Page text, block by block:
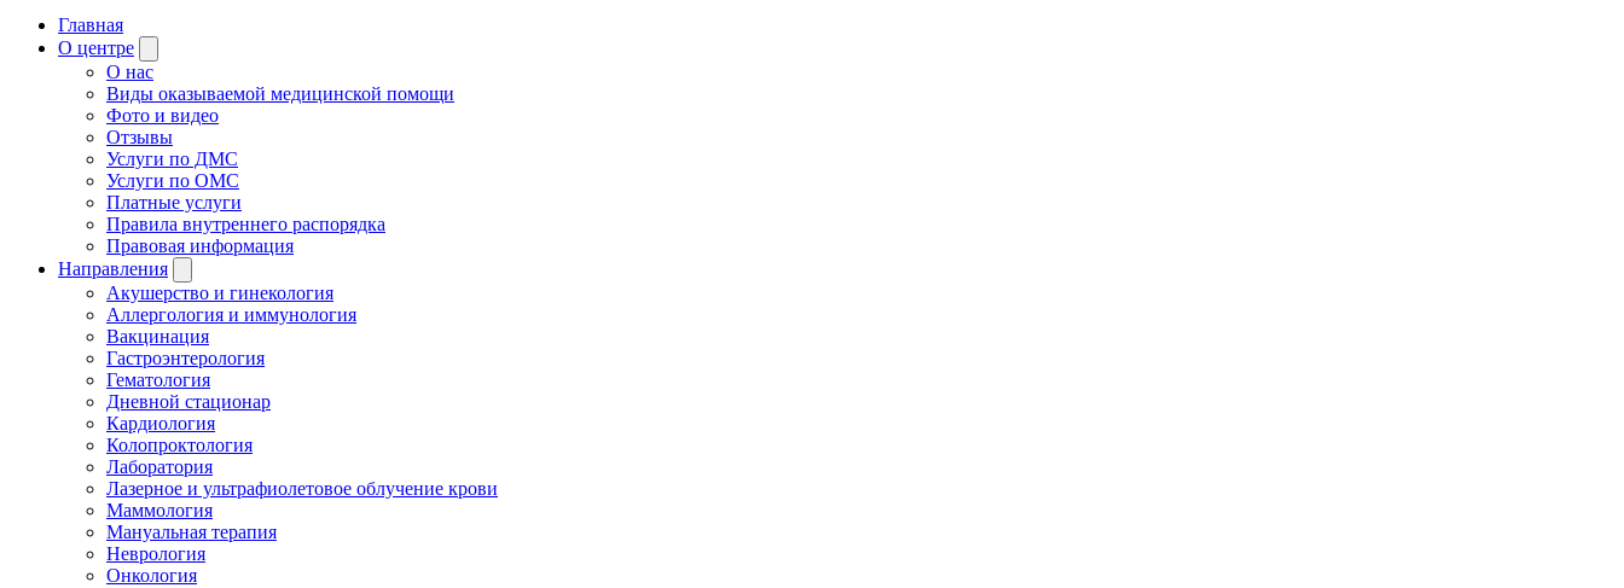
Главная
О центре
О нас
Виды оказываемой медицинской помощи
Фото и видео
Отзывы
Услуги по ДМС
Услуги по ОМС
Платные услуги
Правила внутреннего распорядка
Правовая информация
Направления
Акушерство и гинекология
Аллергология и иммунология
Вакцинация
Гастроэнтерология
Гематология
Дневной стационар
Кардиология
Колопроктология
Лаборатория
Лазерное и ультрафиолетовое облучение крови
Маммология
Мануальная терапия
Неврология
Онкология